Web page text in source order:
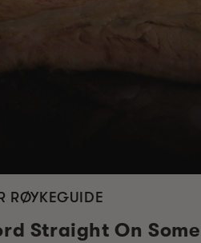
RØYKEGUIDE
Straight On Some